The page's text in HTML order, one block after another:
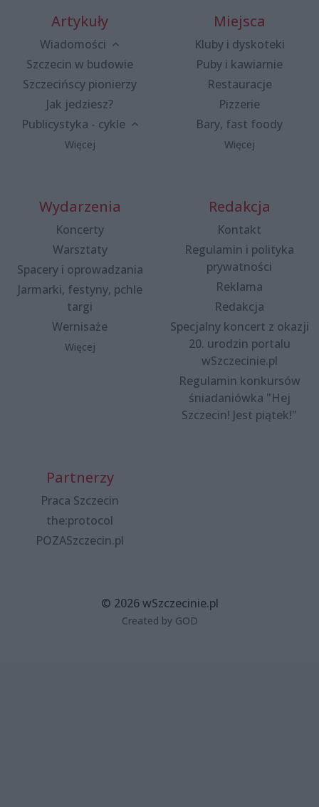
Artykuły
Wiadomości
Szczecin w budowie
Szczecińscy pionierzy
Jak jedziesz?
Publicystyka - cykle
Więcej
Miejsca
Kluby i dyskoteki
Puby i kawiarnie
Restauracje
Pizzerie
Bary, fast foody
Więcej
Wydarzenia
Koncerty
Warsztaty
Spacery i oprowadzania
Jarmarki, festyny, pchle
targi
Wernisaże
Więcej
Redakcja
Kontakt
Regulamin i polityka
prywatności
Reklama
Redakcja
Specjalny koncert z okazji
20. urodzin portalu
wSzczecinie.pl
Regulamin konkursów
śniadaniówka "Hej
Szczecin! Jest piątek!"
Partnerzy
Praca Szczecin
the:protocol
POZASzczecin.pl
© 2026 wSzczecinie.pl
Created by GOD